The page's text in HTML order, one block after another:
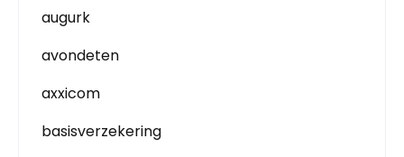
augurk
avondeten
axxicom
basisverzekering